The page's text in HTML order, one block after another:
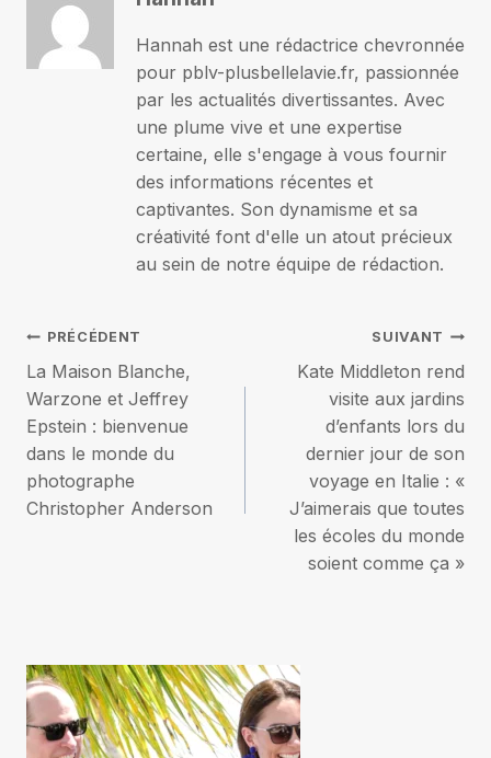
Hannah est une rédactrice chevronnée
pour pblv-plusbellelavie.fr, passionnée
par les actualités divertissantes. Avec
une plume vive et une expertise
certaine, elle s'engage à vous fournir
des informations récentes et
captivantes. Son dynamisme et sa
créativité font d'elle un atout précieux
au sein de notre équipe de rédaction.
Navigation
de
l’article
PRÉCÉDENT
La Maison Blanche,
Warzone et Jeffrey
Epstein : bienvenue
dans le monde du
photographe
Christopher Anderson
SUIVANT
Kate Middleton rend
visite aux jardins
d’enfants lors du
dernier jour de son
voyage en Italie : «
J’aimerais que toutes
les écoles du monde
soient comme ça »